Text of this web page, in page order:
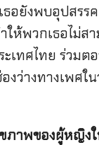
ยังพบอุปสรรค
ห้พวกเธอไม่
ะเทศไทย ร่ว
างทางเพศใ
าพของผู้หญิงใ